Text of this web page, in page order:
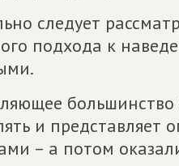
следует
подхода к
и представляет
– а потом